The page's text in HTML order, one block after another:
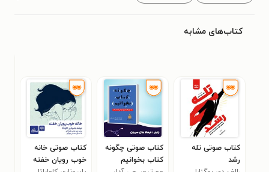
کتاب‌های مشابه
کتاب صوتی تله
رشد
کتاب صوتی چگونه
کتاب بخوانیم
کتاب صوتی خانه
خوب‌ رویان خفته